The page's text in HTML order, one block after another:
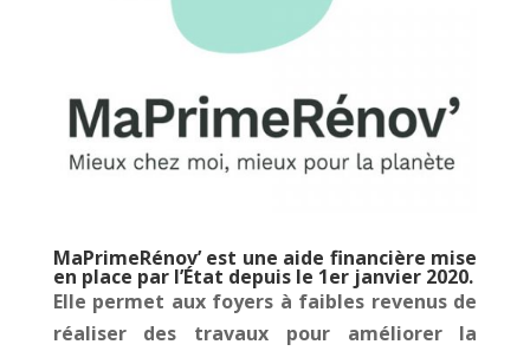
MaPrimeRénov’ est une aide financière mise
en place par l’État depuis le 1er janvier 2020.
Elle permet aux foyers à faibles revenus de
réaliser des travaux pour améliorer la